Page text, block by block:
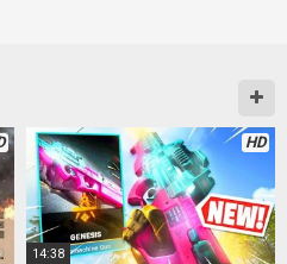
HD
14:38